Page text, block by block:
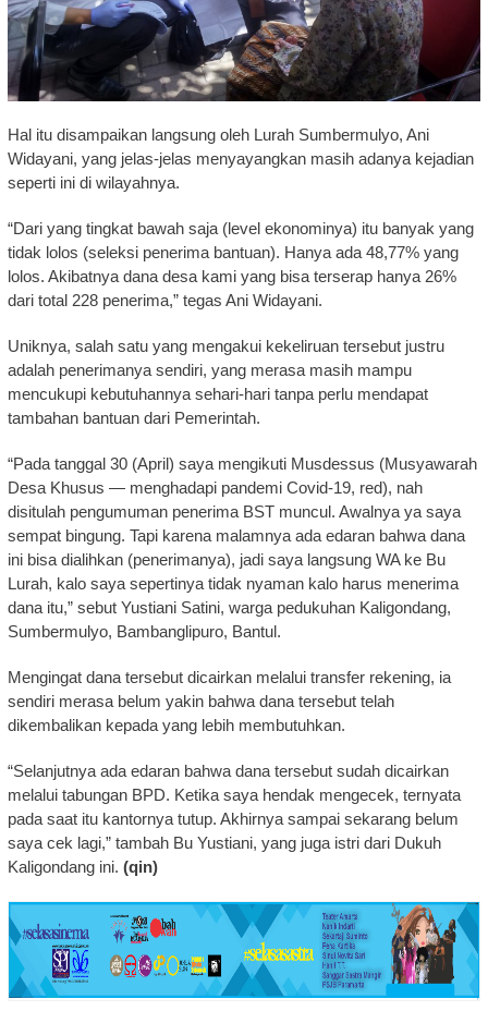
Hal itu disampaikan langsung oleh Lurah Sumbermulyo, Ani
Widayani, yang jelas-jelas menyayangkan masih adanya kejadian
seperti ini di wilayahnya.
“Dari yang tingkat bawah saja (level ekonominya) itu banyak yang
tidak lolos (seleksi penerima bantuan). Hanya ada 48,77% yang
lolos. Akibatnya dana desa kami yang bisa terserap hanya 26%
dari total 228 penerima,” tegas Ani Widayani.
Uniknya, salah satu yang mengakui kekeliruan tersebut justru
adalah penerimanya sendiri, yang merasa masih mampu
mencukupi kebutuhannya sehari-hari tanpa perlu mendapat
tambahan bantuan dari Pemerintah.
“Pada tanggal 30 (April) saya mengikuti Musdessus (Musyawarah
Desa Khusus — menghadapi pandemi Covid-19, red), nah
disitulah pengumuman penerima BST muncul. Awalnya ya saya
sempat bingung. Tapi karena malamnya ada edaran bahwa dana
ini bisa dialihkan (penerimanya), jadi saya langsung WA ke Bu
Lurah, kalo saya sepertinya tidak nyaman kalo harus menerima
dana itu,” sebut Yustiani Satini, warga pedukuhan Kaligondang,
Sumbermulyo, Bambanglipuro, Bantul.
Mengingat dana tersebut dicairkan melalui transfer rekening, ia
sendiri merasa belum yakin bahwa dana tersebut telah
dikembalikan kepada yang lebih membutuhkan.
“Selanjutnya ada edaran bahwa dana tersebut sudah dicairkan
melalui tabungan BPD. Ketika saya hendak mengecek, ternyata
pada saat itu kantornya tutup. Akhirnya sampai sekarang belum
saya cek lagi,” tambah Bu Yustiani, yang juga istri dari Dukuh
Kaligondang ini. (qin)